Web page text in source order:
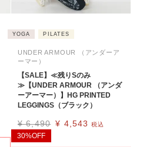
YOGA PILATES
UNDER ARMOUR （アンダーア
ーマー）
【SALE】≪残りSのみ
≫【UNDER ARMOUR （アンダ
ーアーマー）】HG PRINTED
LEGGINGS（ブラック）
¥ 6,490 ¥ 4,543 税込
30%OFF